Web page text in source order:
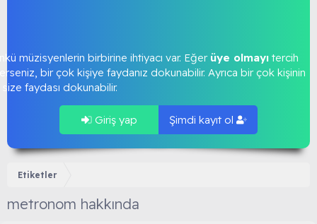
müzisyenlerin birbirine ihtiyacı var. Eğer üye olmayı tercih
bir çok kişiye faydanız dokunabilir. Ayrıca bir çok kişinin
faydası dokunabilir.
Giriş yap Şimdi kayıt ol
Etiketler
metronom hakkında